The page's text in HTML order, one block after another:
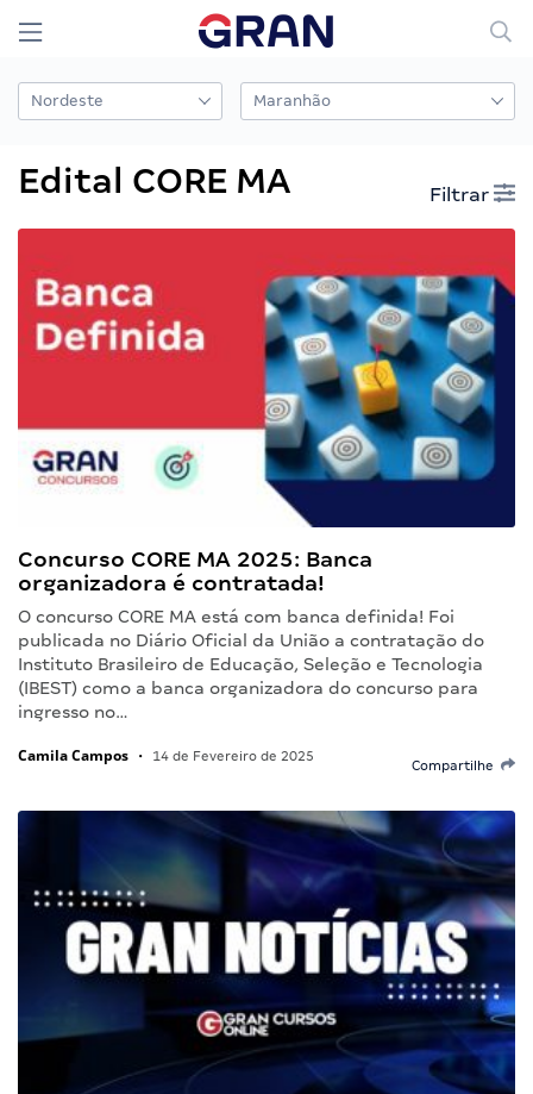
Edital CORE MA Filtrar
Concurso CORE MA 2025: Banca
organizadora é contratada!
O concurso CORE MA está com banca definida! Foi
publicada no Diário Oficial da União a contratação do
Instituto Brasileiro de Educação, Seleção e Tecnologia
(IBEST) como a banca organizadora do concurso para
ingresso no…
Camila Campos • 14 de Fevereiro de 2025
Compartilhe